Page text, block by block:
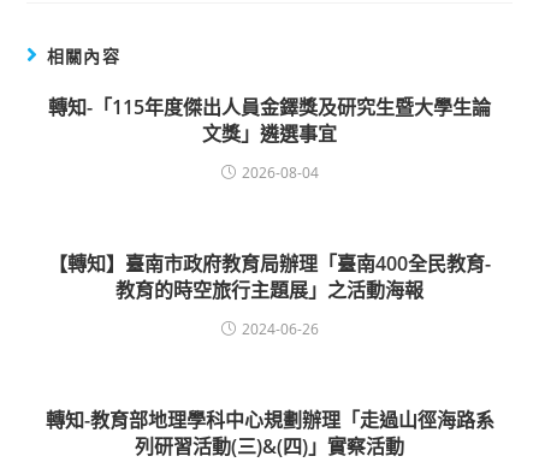
相關內容
轉知-「115年度傑出人員金鐸獎及研究生暨大學生論
文獎」遴選事宜
2026-08-04
【轉知】臺南市政府教育局辦理「臺南400全民教育-
教育的時空旅行主題展」之活動海報
2024-06-26
轉知-教育部地理學科中心規劃辦理「走過山徑海路系
列研習活動(三)&(四)」實察活動